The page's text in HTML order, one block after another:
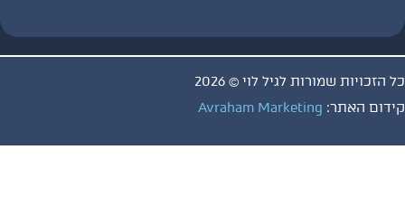
שמורות לגיל לוי © 2026
האתר:Avraham Marketing